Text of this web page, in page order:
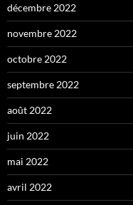
décembre 2022
novembre 2022
octobre 2022
septembre 2022
août 2022
juin 2022
mai 2022
avril 2022